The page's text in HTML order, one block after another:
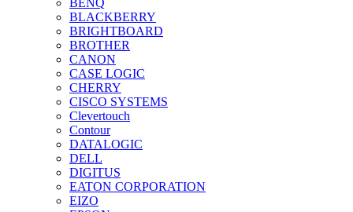
BLACKBERRY
BRIGHTBOARD
BROTHER
CANON
CASE LOGIC
CHERRY
CISCO SYSTEMS
Clevertouch
Contour
DATALOGIC
DELL
DIGITUS
EATON CORPORATION
EIZO